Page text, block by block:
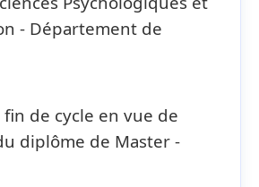
- Département de
de cycle en vue de
diplôme de Master -